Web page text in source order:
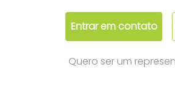
Entrar em contato
Quero ser um